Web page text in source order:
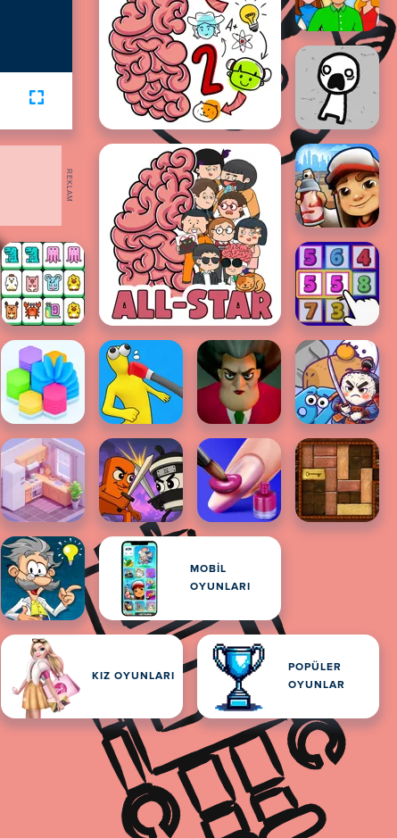
MOBIL
OYUNLARI
KIZ OYUNLARI
POPÜLER
OYUNLAR
REKLAM